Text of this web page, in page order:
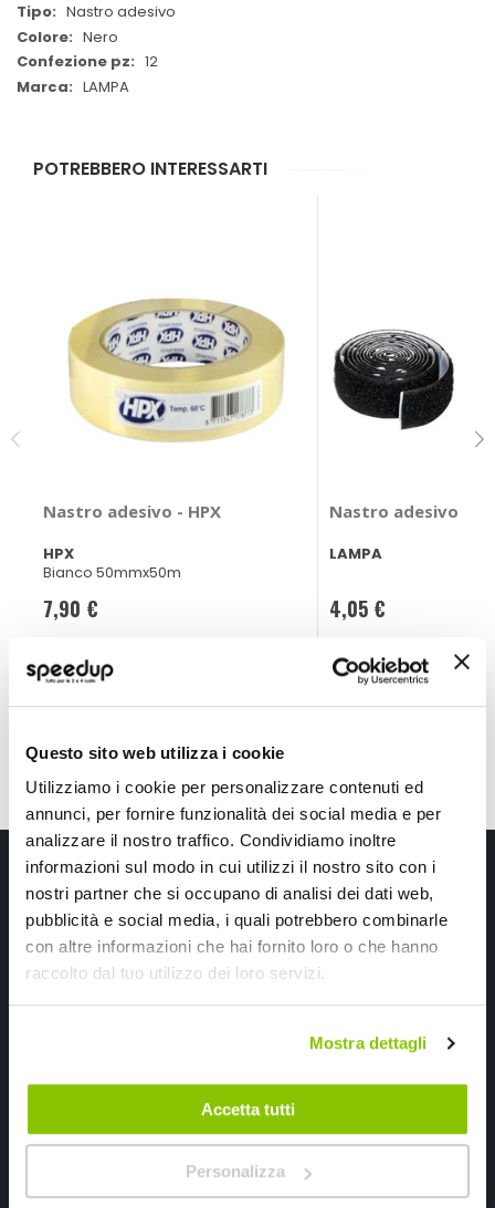
Questo sito web utilizza i cookie
Utilizziamo i cookie per personalizzare contenuti ed
annunci, per fornire funzionalità dei social media e per
analizzare il nostro traffico. Condividiamo inoltre
informazioni sul modo in cui utilizzi il nostro sito con i
nostri partner che si occupano di analisi dei dati web,
pubblicità e social media, i quali potrebbero combinarle
con altre informazioni che hai fornito loro o che hanno
raccolto dal tuo utilizzo dei loro servizi.
Mostra dettagli
Accetta tutti
Personalizza
Nastro adesivo
Nero
12
LAMPA
POTREBBERO INTERESSARTI
Nastro adesivo - HPX
HPX
Bianco 50mmx50m
7,90 €
Nastro adesivo -
LAMPA
4,05 €
Iscriviti alla newsletter Speedup
Ricevi subito uno sconto del 10% per il tuo primo acquisto online!
Iscrivimi